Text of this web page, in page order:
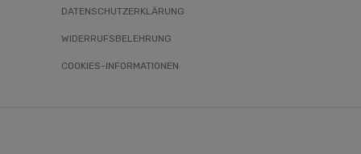
DATENSCHUTZERKLÄRUNG
WIDERRUFSBELEHRUNG
COOKIES-INFORMATIONEN